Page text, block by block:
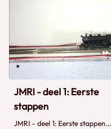
JMRI - deel 1: Eerste
stappen
JMRI - deel 1: Eerste stappen...